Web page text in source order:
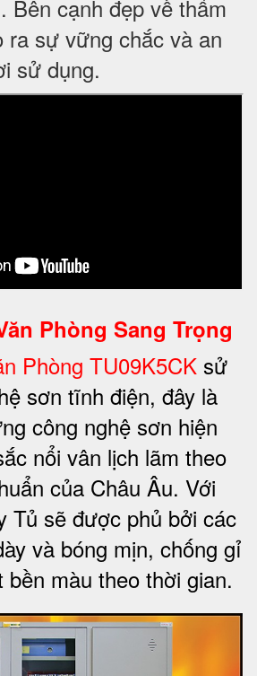
Bên cạnh đẹp về thẩm
ra sự vững chắc và an
sử dụng.
Phòng Sang Trọng
Phòng TU09K5CK sử
sơn tĩnh điện, đây là
công nghệ sơn hiện
nổi vân lịch lãm theo
của Châu Âu. Với
Tủ sẽ được phủ bởi các
và bóng mịn, chống gỉ
màu theo thời gian.